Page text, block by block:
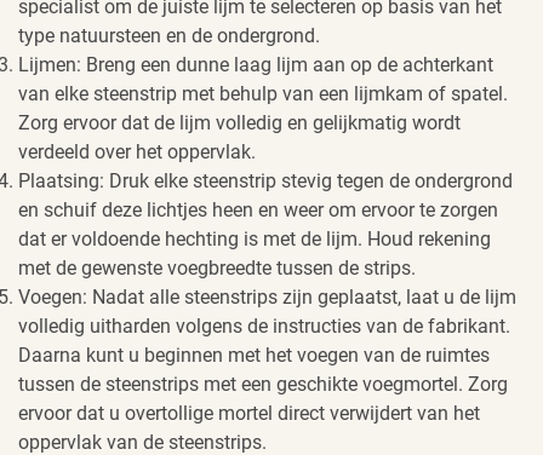
specialist om de juiste lijm te selecteren op basis van het
type natuursteen en de ondergrond.
Lijmen: Breng een dunne laag lijm aan op de achterkant
van elke steenstrip met behulp van een lijmkam of spatel.
Zorg ervoor dat de lijm volledig en gelijkmatig wordt
verdeeld over het oppervlak.
Plaatsing: Druk elke steenstrip stevig tegen de ondergrond
en schuif deze lichtjes heen en weer om ervoor te zorgen
dat er voldoende hechting is met de lijm. Houd rekening
met de gewenste voegbreedte tussen de strips.
Voegen: Nadat alle steenstrips zijn geplaatst, laat u de lijm
volledig uitharden volgens de instructies van de fabrikant.
Daarna kunt u beginnen met het voegen van de ruimtes
tussen de steenstrips met een geschikte voegmortel. Zorg
ervoor dat u overtollige mortel direct verwijdert van het
oppervlak van de steenstrips.